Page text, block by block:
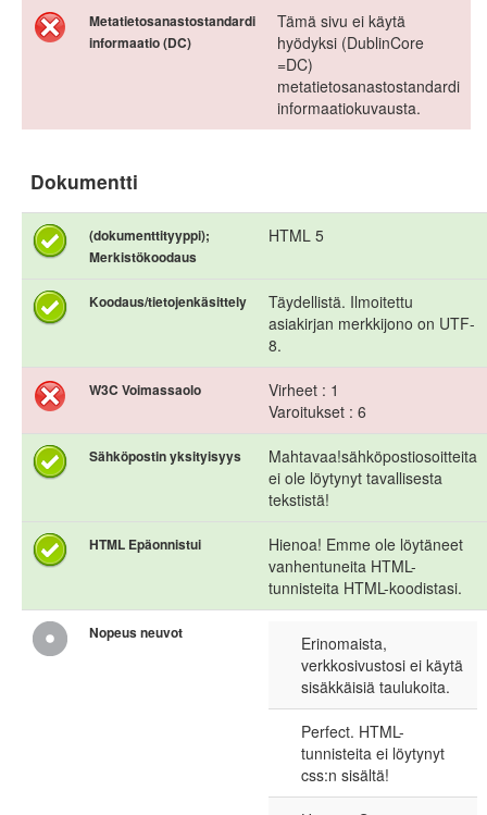
Metatietosanastostandardi
informaatio (DC)
Tämä sivu ei käytä
hyödyksi (DublinCore
=DC)
metatietosanastostandardi
informaatiokuvausta.
Dokumentti
(dokumenttityyppi);
Merkistökoodaus
HTML 5
Koodaus/tietojenkäsittely
Täydellistä. Ilmoitettu
asiakirjan merkkijono on UTF-
8.
W3C Voimassaolo
Virheet : 1
Varoitukset : 6
Sähköpostin yksityisyys
Mahtavaa!sähköpostiosoitteita
ei ole löytynyt tavallisesta
tekstistä!
HTML Epäonnistui
Hienoa! Emme ole löytäneet
vanhentuneita HTML-
tunnisteita HTML-koodistasi.
Nopeus neuvot
Erinomaista,
verkkosivustosi ei käytä
sisäkkäisiä taulukoita.
Perfect. HTML-
tunnisteita ei löytynyt
css:n sisältä!